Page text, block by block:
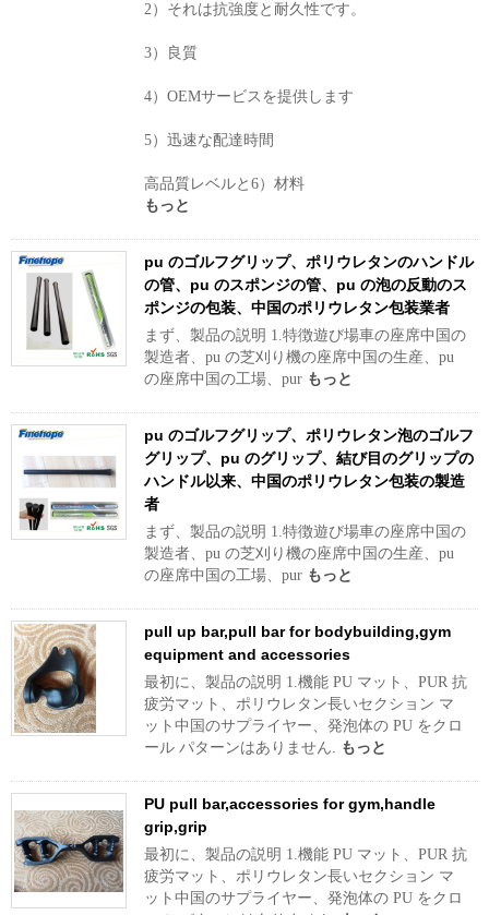
2）それは抗強度と耐久性です。
3）良質
4）OEMサービスを提供します
5）迅速な配達時間
高品質レベルと6）材料
もっと
pu のゴルフグリップ、ポリウレタンのハンドル
の管、pu のスポンジの管、pu の泡の反動のス
ポンジの包装、中国のポリウレタン包装業者
まず、製品の説明 1.特徴遊び場車の座席中国の
製造者、pu の芝刈り機の座席中国の生産、pu
の座席中国の工場、pur もっと
pu のゴルフグリップ、ポリウレタン泡のゴルフ
グリップ、pu のグリップ、結び目のグリップの
ハンドル以来、中国のポリウレタン包装の製造
者
まず、製品の説明 1.特徴遊び場車の座席中国の
製造者、pu の芝刈り機の座席中国の生産、pu
の座席中国の工場、pur もっと
pull up bar,pull bar for bodybuilding,gym
equipment and accessories
最初に、製品の説明 1.機能 PU マット、PUR 抗
疲労マット、ポリウレタン長いセクション マ
ット中国のサプライヤー、発泡体の PU をクロ
ール パターンはありません. もっと
PU pull bar,accessories for gym,handle
grip,grip
最初に、製品の説明 1.機能 PU マット、PUR 抗
疲労マット、ポリウレタン長いセクション マ
ット中国のサプライヤー、発泡体の PU をクロ